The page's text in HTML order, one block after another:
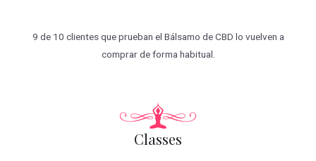
9 de 10 clientes que prueban el Bálsamo de CBD lo vuelven a
comprar de forma habitual.
Classes